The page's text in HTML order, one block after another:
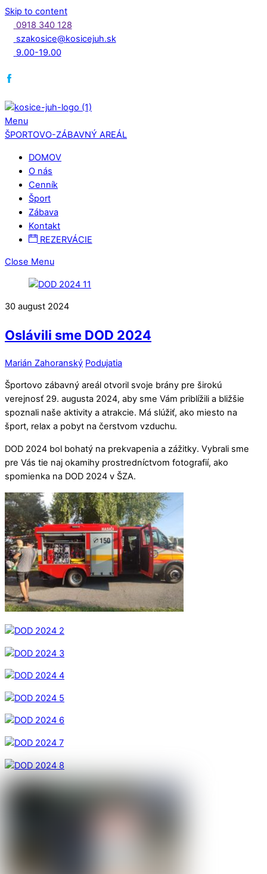
Skip to content
0918 340 128
szakosice@kosicejuh.sk
9.00-19.00
Menu
ŠPORTOVO-ZÁBAVNÝ AREÁL
DOMOV
O nás
Cenník
Šport
Zábava
Kontakt
REZERVÁCIE
Close Menu
30 august 2024
Oslávili sme DOD 2024
Marián Zahoranský Podujatia
Športovo zábavný areál otvoril svoje brány pre širokú
verejnosť 29. augusta 2024, aby sme Vám priblížili a bližšie
spoznali naše aktivity a atrakcie. Má slúžiť, ako miesto na
šport, relax a pobyt na čerstvom vzduchu.
DOD 2024 bol bohatý na prekvapenia a zážitky. Vybrali sme
pre Vás tie naj okamihy prostredníctvom fotografií, ako
spomienka na DOD 2024 v ŠZA.